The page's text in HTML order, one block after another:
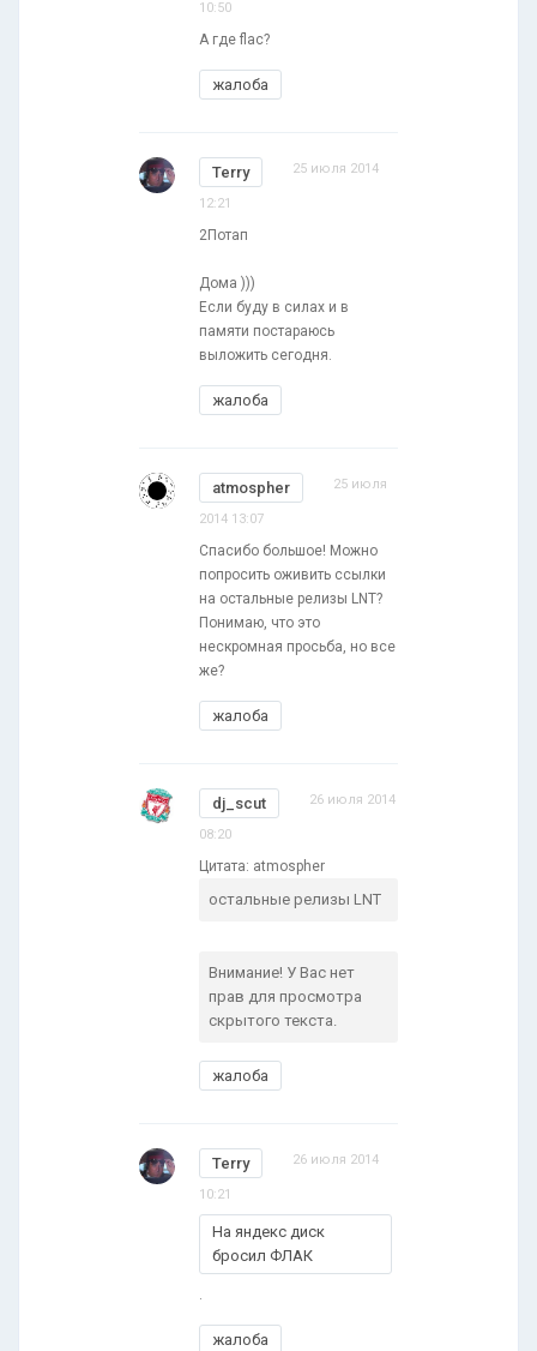
10:50
А где flac?
жалоба
Terry 25 июля 2014
12:21
2Потап
Дома )))
Если буду в силах и в
памяти постараюсь
выложить сегодня.
жалоба
atmospher 25 июля
2014 13:07
Спасибо большое! Можно
попросить оживить ссылки
на остальные релизы LNT?
Понимаю, что это
нескромная просьба, но все
же?
жалоба
dj_scut 26 июля 2014
08:20
Цитата: atmospher
остальные релизы LNT
Внимание! У Вас нет
прав для просмотра
скрытого текста.
жалоба
Terry 26 июля 2014
10:21
На яндекс диск
бросил ФЛАК
.
жалоба